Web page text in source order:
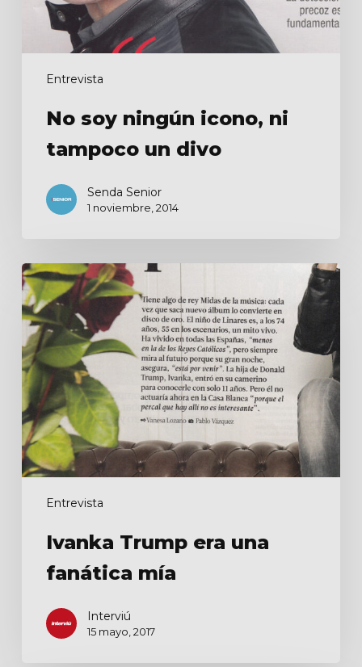
Entrevista
No soy ningún icono, ni
tampoco un divo
Senda Senior
1 noviembre, 2014
Entrevista
Ivanka
Trump
era
una
fanática
mía
Ivanka Trump era una
fanática mía
Interviú
15 mayo, 2017